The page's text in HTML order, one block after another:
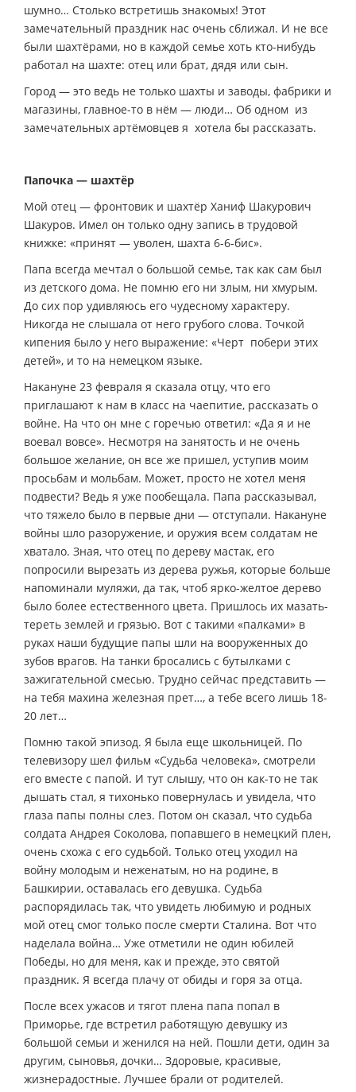
шумно… Столько встретишь знакомых! Этот
замечательный праздник нас очень сближал. И не все
были шахтёрами, но в каждой семье хоть кто-нибудь
работал на шахте: отец или брат, дядя или сын.
Город — это ведь не только шахты и заводы, фабрики и
магазины, главное-то в нём — люди… Об одном из
замечательных артёмовцев я хотела бы рассказать.
Папочка — шахтёр
Мой отец — фронтовик и шахтёр Ханиф Шакурович
Шакуров. Имел он только одну запись в трудовой
книжке: «принят — уволен, шахта 6-6-бис».
Папа всегда мечтал о большой семье, так как сам был
из детского дома. Не помню его ни злым, ни хмурым.
До сих пор удивляюсь его чудесному характеру.
Никогда не слышала от него грубого слова. Точкой
кипения было у него выражение: «Черт побери этих
детей», и то на немецком языке.
Накануне 23 февраля я сказала отцу, что его
приглашают к нам в класс на чаепитие, рассказать о
войне. На что он мне с горечью ответил: «Да я и не
воевал вовсе». Несмотря на занятость и не очень
большое желание, он все же пришел, уступив моим
просьбам и мольбам. Может, просто не хотел меня
подвести? Ведь я уже пообещала. Папа рассказывал,
что тяжело было в первые дни — отступали. Накануне
войны шло разоружение, и оружия всем солдатам не
хватало. Зная, что отец по дереву мастак, его
попросили вырезать из дерева ружья, которые больше
напоминали муляжи, да так, чтоб ярко-желтое дерево
было более естественного цвета. Пришлось их мазать-
тереть землей и грязью. Вот с такими «палками» в
руках наши будущие папы шли на вооруженных до
зубов врагов. На танки бросались с бутылками с
зажигательной смесью. Трудно сейчас представить —
на тебя махина железная прет…, а тебе всего лишь 18-
20 лет…
Помню такой эпизод. Я была еще школьницей. По
телевизору шел фильм «Судьба человека», смотрели
его вместе с папой. И тут слышу, что он как-то не так
дышать стал, я тихонько повернулась и увидела, что
глаза папы полны слез. Потом он сказал, что судьба
солдата Андрея Соколова, попавшего в немецкий плен,
очень схожа с его судьбой. Только отец уходил на
войну молодым и неженатым, но на родине, в
Башкирии, оставалась его девушка. Судьба
распорядилась так, что увидеть любимую и родных
мой отец смог только после смерти Сталина. Вот что
наделала война… Уже отметили не один юбилей
Победы, но для меня, как и прежде, это святой
праздник. Я всегда плачу от обиды и горя за отца.
После всех ужасов и тягот плена папа попал в
Приморье, где встретил работящую девушку из
большой семьи и женился на ней. Пошли дети, один за
другим, сыновья, дочки… Здоровые, красивые,
жизнерадостные. Лучшее брали от родителей.